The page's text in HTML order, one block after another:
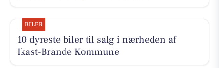
BILER
10 dyreste biler til salg i nærheden af
Ikast-Brande Kommune